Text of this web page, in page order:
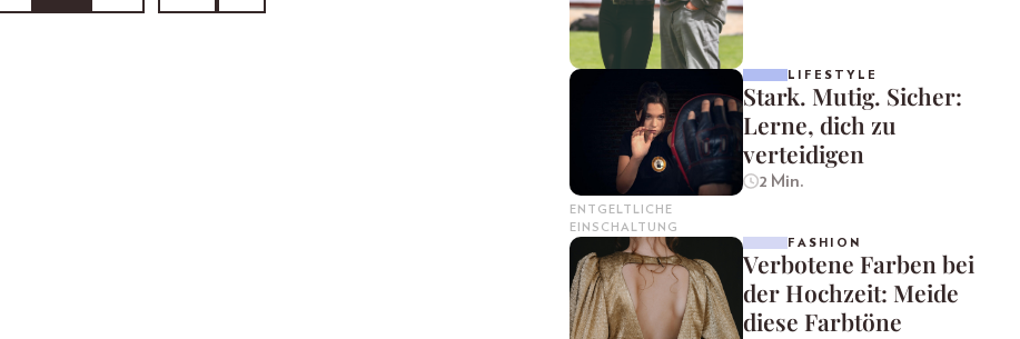
ENTGELTLICHE
EINSCHALTUNG
LIFESTYLE
Stark. Mutig. Sicher:
Lerne, dich zu
verteidigen
2 Min.
FASHION
Verbotene Farben bei
der Hochzeit: Meide
diese Farbtöne